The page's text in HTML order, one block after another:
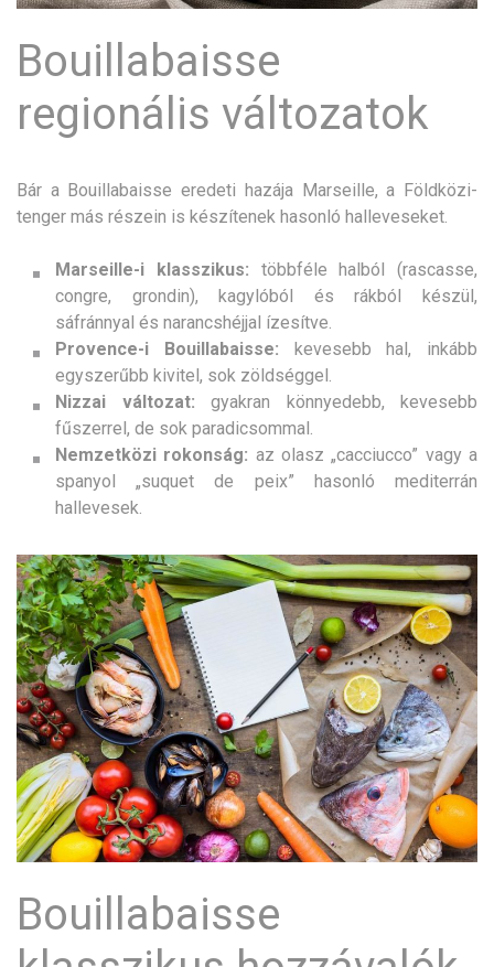
Bouillabaisse
regionális változatok
Bár a Bouillabaisse eredeti hazája Marseille, a Földközi-
tenger más részein is készítenek hasonló halleveseket.
Marseille-i klasszikus: többféle halból (rascasse,
congre, grondin), kagylóból és rákból készül,
sáfránnyal és narancshéjjal ízesítve.
Provence-i Bouillabaisse: kevesebb hal, inkább
egyszerűbb kivitel, sok zöldséggel.
Nizzai változat: gyakran könnyedebb, kevesebb
fűszerrel, de sok paradicsommal.
Nemzetközi rokonság: az olasz „cacciucco” vagy a
spanyol „suquet de peix” hasonló mediterrán
hallevesek.
Bouillabaisse